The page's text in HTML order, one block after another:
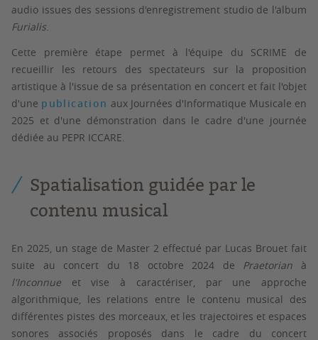
audio issues des sessions d'enregistrement studio de l'album
Furialis
Cette première étape permet à l'équipe du SCRIME de
recueillir les retours des spectateurs sur la proposition
artistique à l'issue de sa présentation en concert et fait l'objet
d'une publication aux Journées d'Informatique Musicale en
2025 et d'une démonstration dans le cadre d'une journée
dédiée au PEPR ICCARE.
Spatialisation guidée par le
contenu musical
En 2025, un stage de Master 2 effectué par Lucas Brouet fait
suite au concert du 18 octobre 2024 de Praetorian à
l'Inconnue et vise à caractériser, par une approche
algorithmique, les relations entre le contenu musical des
différentes pistes des morceaux, et les trajectoires et espaces
sonores associés proposés dans le cadre du concert